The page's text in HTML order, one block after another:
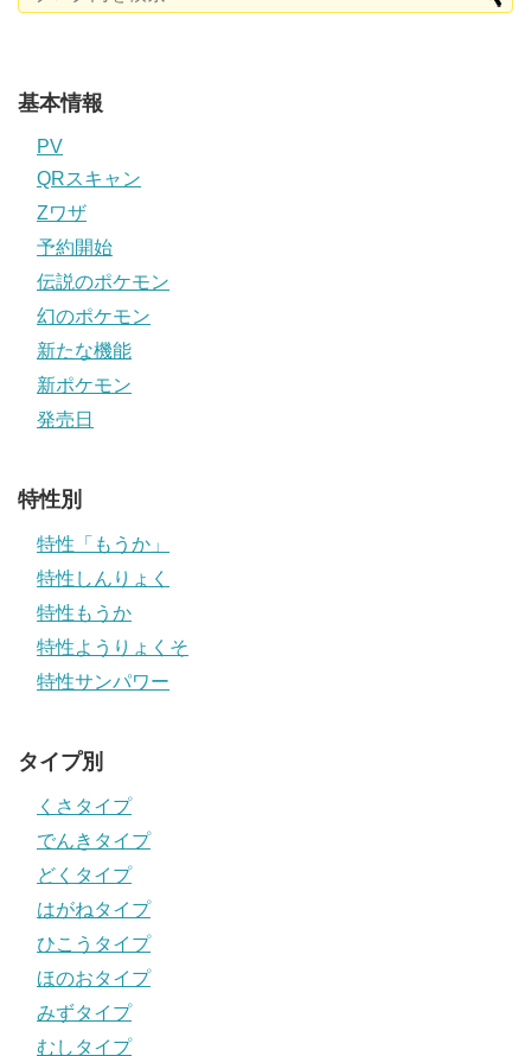
基本情報
PV
QRスキャン
Zワザ
予約開始
伝説のポケモン
幻のポケモン
新たな機能
新ポケモン
発売日
特性別
特性「もうか」
特性しんりょく
特性もうか
特性ようりょくそ
特性サンパワー
タイプ別
くさタイプ
でんきタイプ
どくタイプ
はがねタイプ
ひこうタイプ
ほのおタイプ
みずタイプ
むしタイプ